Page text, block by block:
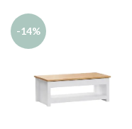
-14%